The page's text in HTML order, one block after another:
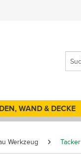
WAND & DECKE
Werkzeug Tacker